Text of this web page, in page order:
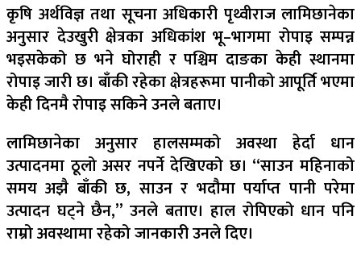
कृषि अर्थविज्ञ तथा सूचना अधिकारी पृथ्वीराज लामिछानेका
अनुसार देउखुरी क्षेत्रका अधिकांश भू–भागमा रोपाइ सम्पन्न
भइसकेको छ भने घोराही र पश्चिम दाङका केही स्थानमा
रोपाइ जारी छ। बाँकी रहेका क्षेत्रहरूमा पानीको आपूर्ति भएमा
केही दिनमै रोपाइ सकिने उनले बताए।
लामिछानेका अनुसार हालसम्मको अवस्था हेर्दा धान
उत्पादनमा ठूलो असर नपर्ने देखिएको छ। “साउन महिनाको
समय अझै बाँकी छ, साउन र भदौमा पर्याप्त पानी परेमा
उत्पादन घट्ने छैन,” उनले बताए। हाल रोपिएको धान पनि
राम्रो अवस्थामा रहेको जानकारी उनले दिए।